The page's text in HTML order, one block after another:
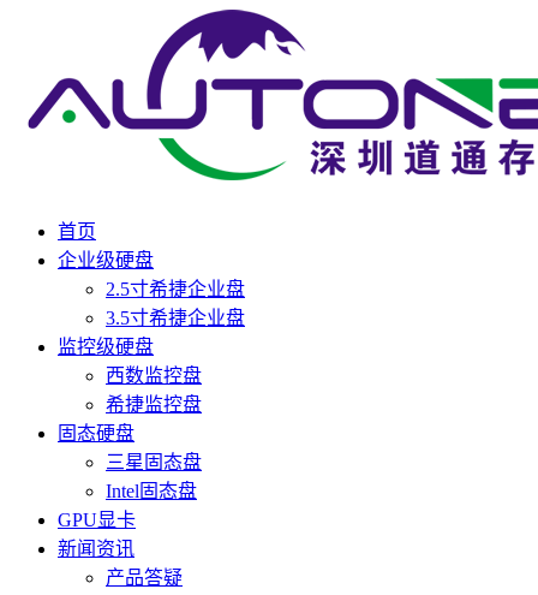
首页
企业级硬盘
2.5寸希捷企业盘
3.5寸希捷企业盘
监控级硬盘
西数监控盘
希捷监控盘
固态硬盘
三星固态盘
Intel固态盘
GPU显卡
新闻资讯
产品答疑